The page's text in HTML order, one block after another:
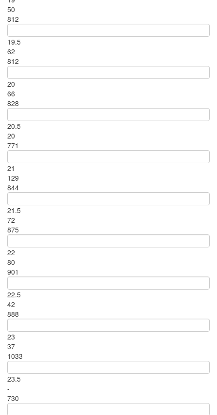
50
812
19.5
62
812
20
66
828
20.5
20
771
21
129
844
21.5
72
875
22
80
901
22.5
42
888
23
37
1033
23.5
-
730